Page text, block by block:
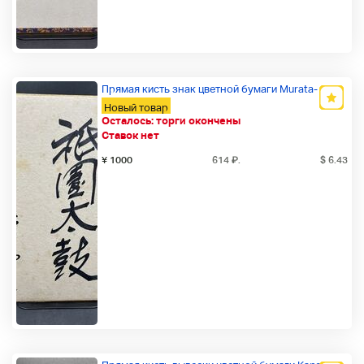
Осталось: торги окончены
Ставок нет
Прямая кисть знак цветной бумаги Murata-
Новый товар
¥ 1000 614 ₽. $ 6.43